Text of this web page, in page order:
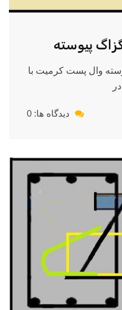
پیوسته
وال پست کرمیت با
دیدگاه ها: 0